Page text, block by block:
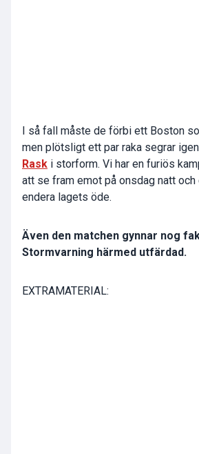
I så fall måste de förbi ett Boston
men plötsligt ett par raka segrar
Rask i storform. Vi har en furiös
att se fram emot på onsdag natt
endera lagets öde.
Även den matchen gynnar nog
Stormvarning härmed utfärdad.
EXTRAMATERIAL: